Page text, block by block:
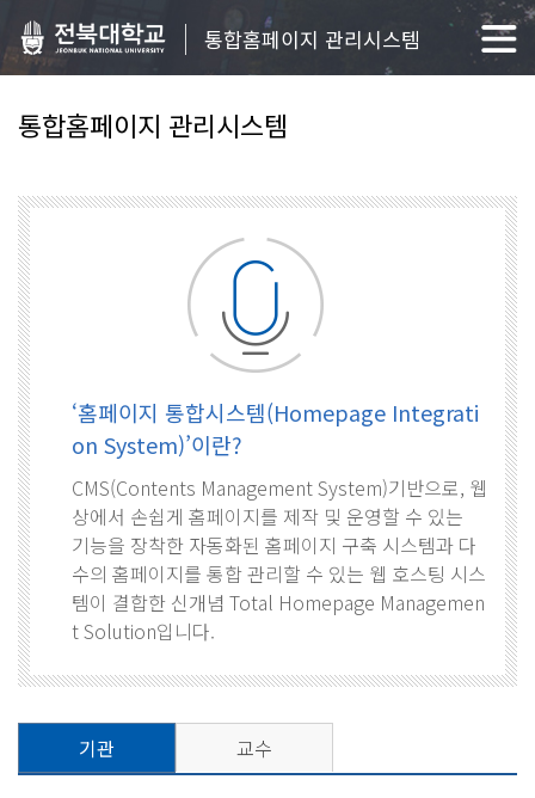
통합홈페이지 관리시스템
통합홈페이지 관리시스템
‘홈페이지 통합시스템(Homepage Integrati
on System)’이란?
CMS(Contents Management System)기반으로, 웹
상에서 손쉽게 홈페이지를 제작 및 운영할 수 있는
기능을 장착한 자동화된 홈페이지 구축 시스템과 다
수의 홈페이지를 통합 관리할 수 있는 웹 호스팅 시스
템이 결합한 신개념 Total Homepage Managemen
t Solution입니다.
기관 교수